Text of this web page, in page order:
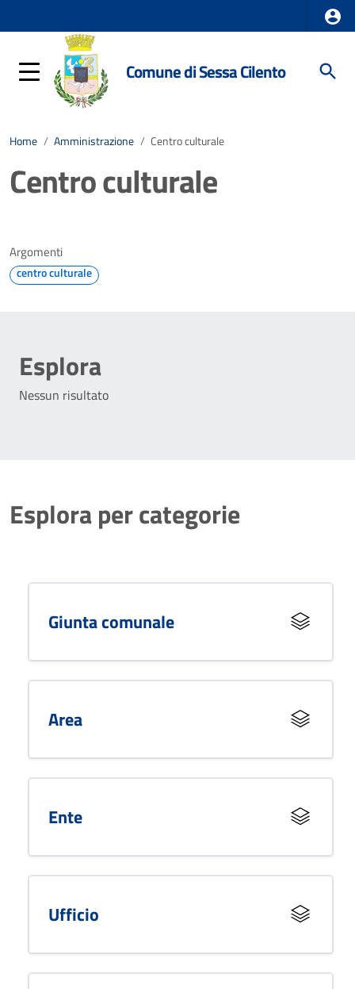
Comune di Sessa Cilento
Home / Amministrazione / Centro culturale
Centro culturale
Argomenti
centro culturale
Esplora
Nessun risultato
Esplora per categorie
Giunta comunale
Area
Ente
Ufficio